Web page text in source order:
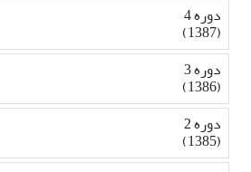
دوره 4
(1387)
دوره 3
(1386)
دوره 2
(1385)